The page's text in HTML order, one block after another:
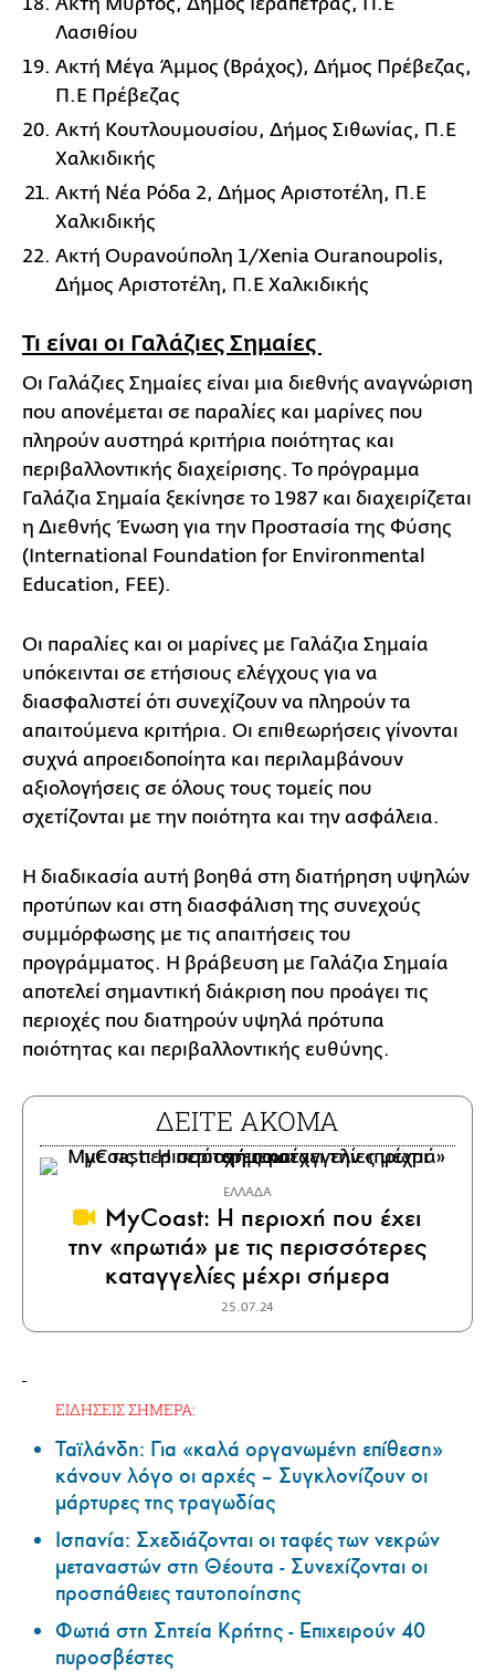
Λασιθίου
Ακτή Μέγα Άμμος (Βράχος), Δήμος Πρέβεζας,
Π.Ε Πρέβεζας
Ακτή Κουτλουμουσίου, Δήμος Σιθωνίας, Π.Ε
Χαλκιδικής
Ακτή Νέα Ρόδα 2, Δήμος Αριστοτέλη, Π.Ε
Χαλκιδικής
Ακτή Ουρανούπολη 1/Xenia Ouranoupolis,
Δήμος Αριστοτέλη, Π.Ε Χαλκιδικής
Τι είναι οι Γαλάζιες Σημαίες
Οι Γαλάζιες Σημαίες είναι μια διεθνής αναγνώριση
που απονέμεται σε παραλίες και μαρίνες που
πληρούν αυστηρά κριτήρια ποιότητας και
περιβαλλοντικής διαχείρισης. Το πρόγραμμα
Γαλάζια Σημαία ξεκίνησε το 1987 και διαχειρίζεται
η Διεθνής Ένωση για την Προστασία της Φύσης
(International Foundation for Environmental
Education, FEE).
Οι παραλίες και οι μαρίνες με Γαλάζια Σημαία
υπόκεινται σε ετήσιους ελέγχους για να
διασφαλιστεί ότι συνεχίζουν να πληρούν τα
απαιτούμενα κριτήρια. Οι επιθεωρήσεις γίνονται
συχνά απροειδοποίητα και περιλαμβάνουν
αξιολογήσεις σε όλους τους τομείς που
σχετίζονται με την ποιότητα και την ασφάλεια.
Η διαδικασία αυτή βοηθά στη διατήρηση υψηλών
προτύπων και στη διασφάλιση της συνεχούς
συμμόρφωσης με τις απαιτήσεις του
προγράμματος. Η βράβευση με Γαλάζια Σημαία
αποτελεί σημαντική διάκριση που προάγει τις
περιοχές που διατηρούν υψηλά πρότυπα
ποιότητας και περιβαλλοντικής ευθύνης.
ΔΕΙΤΕ ΑΚΟΜΑ
ΕΛΛΑΔΑ
MyCoast: Η περιοχή που έχει
την «πρωτιά» με τις περισσότερες
καταγγελίες μέχρι σήμερα
25.07.24
ΕΙΔΗΣΕΙΣ ΣΗΜΕΡΑ:
Ταϊλάνδη: Για «καλά οργανωμένη επίθεση»
κάνουν λόγο οι αρχές – Συγκλονίζουν οι
μάρτυρες της τραγωδίας
Ισπανία: Σχεδιάζονται οι ταφές των νεκρών
μεταναστών στη Θέουτα - Συνεχίζονται οι
προσπάθειες ταυτοποίησης
Φωτιά στη Σητεία Κρήτης - Επιχειρούν 40
πυροσβέστες